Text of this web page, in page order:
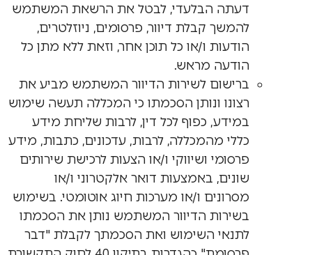
דעתה הבלעדי, לבטל את הרשאת המשתמש
להמשך קבלת דיוור, פרסומים, ניוזלטרים,
הודעות ו/או כל תוכן אחר, וזאת ללא מתן כל
הודעה מראש.
ברישום לשירות הדיוור המשתמש מביע את
רצונו ונותן הסכמתו כי המכללה תעשה שימוש
במידע, כפוף לכל דין, לרבות שליחת מידע
כללי מהמכללה, לרבות, עדכונים, כתבות, מידע
פרסומי ושיווקי ו/או הצעות לרכישת שירותים
שונים, באמצעות דואר אלקטרוני ו/או
מסרונים ו/או מערכות חיוג אוטומטי. בשימוש
בשירות הדיוור המשתמש נותן את הסכמתו
לתנאי השימוש ואת הסכמתך לקבלת "דבר